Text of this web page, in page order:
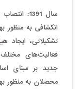
سال 1391
:
انکشافی به منظور
تشکیلاتی، ایجاد
فعالیت‌های
جدید بر مبنای
محصلان به منظور